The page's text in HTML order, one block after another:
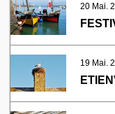
20 Mai.
19 Mai.